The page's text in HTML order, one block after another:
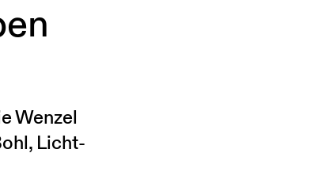
Wenzel
Licht-